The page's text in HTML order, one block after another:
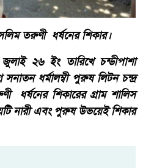
তরুণী ধর্ষনের শিকার।
২৬ ইং তারিখে চন্ডীপাশা
ধর্মালম্বী পুরুষ লিটন চন্দ্র
শিকারের গ্রাম শালিস
নারী এবং পুরুষ উভয়েই শিকার